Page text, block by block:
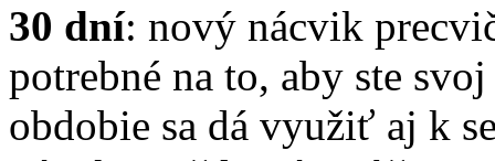
30 dní: nový nácvik
potrebné na to, aby ste
obdobie sa dá využiť aj k